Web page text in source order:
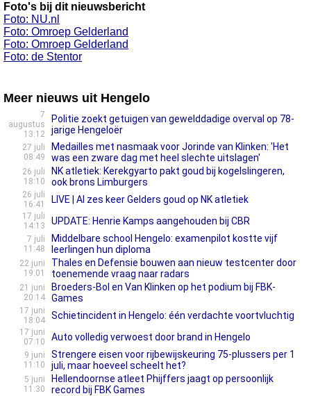
Foto's bij dit nieuwsbericht
Foto: NU.nl
Foto: Omroep Gelderland
Foto: Omroep Gelderland
Foto: de Stentor
Meer nieuws uit Hengelo
7
augustus
13:12
Politie zoekt getuigen van gewelddadige overval op 78-
jarige Hengeloër
27 juli
08:49
Medailles met nasmaak voor Jorinde van Klinken: 'Het
was een zware dag met heel slechte uitslagen'
26 juli
18:10
NK atletiek: Kerekgyarto pakt goud bij kogelslingeren,
ook brons Limburgers
26 juli
16:41
LIVE | Al zes keer Gelders goud op NK atletiek
17 juli
14:13
UPDATE: Henrie Kamps aangehouden bij CBR
7 juli
11:48
Middelbare school Hengelo: examenpilot kostte vijf
leerlingen hun diploma
22 juni
19:01
Thales en Defensie bouwen aan nieuw testcenter door
toenemende vraag naar radars
21 juni
20:14
Broeders-Bol en Van Klinken op het podium bij FBK-
Games
17 juni
18:04
Schietincident in Hengelo: één verdachte voortvluchtig
17 juni
07:10
Auto volledig verwoest door brand in Hengelo
9 juni
11:10
Strengere eisen voor rijbewijskeuring 75-plussers per 1
juli, maar hoeveel scheelt het?
5 juni
11:30
Hellendoornse atleet Phijffers jaagt op persoonlijk
record bij FBK Games